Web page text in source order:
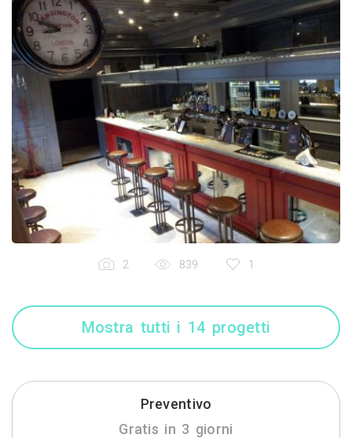
2 839 1
Mostra tutti i 14 progetti
Preventivo
Gratis in 3 giorni